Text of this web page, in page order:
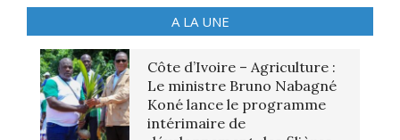
A LA UNE
Côte d’Ivoire – Agriculture :
Le ministre Bruno Nabagné
Koné lance le programme
intérimaire de